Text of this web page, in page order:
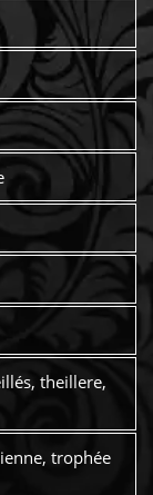
theillere,
trophée